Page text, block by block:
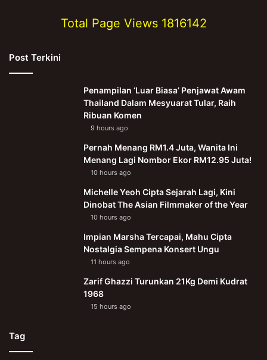
Total Page Views 1816142
Post Terkini
Penampilan ‘Luar Biasa’ Penjawat Awam
Thailand Dalam Mesyuarat Tular, Raih
Ribuan Komen
9 hours ago
Pernah Menang RM1.4 Juta, Wanita Ini
Menang Lagi Nombor Ekor RM12.95 Juta!
10 hours ago
Michelle Yeoh Cipta Sejarah Lagi, Kini
Dinobat The Asian Filmmaker of the Year
10 hours ago
Impian Marsha Tercapai, Mahu Cipta
Nostalgia Sempena Konsert Ungu
11 hours ago
Zarif Ghazzi Turunkan 21Kg Demi Kudrat
1968
15 hours ago
Tag